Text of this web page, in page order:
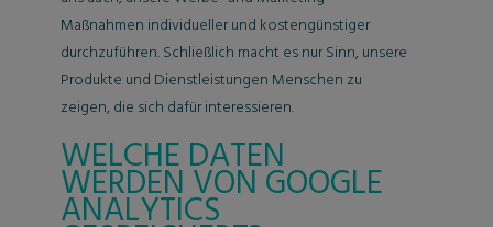
Maßnahmen individueller und kostengünstiger
durchzuführen. Schließlich macht es nur Sinn, unsere
Produkte und Dienstleistungen Menschen zu
zeigen, die sich dafür interessieren.
WELCHE DATEN
WERDEN VON GOOGLE
ANALYTICS